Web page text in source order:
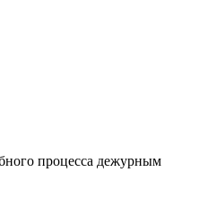
процесса дежурным